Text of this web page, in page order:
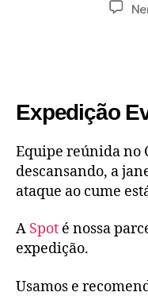
Expedição
Equipe reúnida no
descansando, a
ataque ao cume
A Spot é nossa
expedição.
Usamos e